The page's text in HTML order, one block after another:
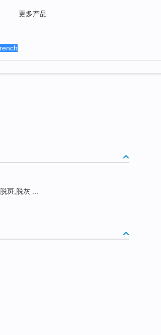
更多产品
斑,脱灰 ...